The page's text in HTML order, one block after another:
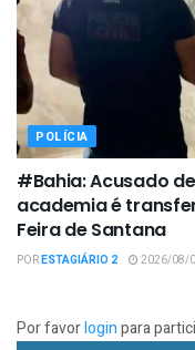
POLÍCIA
#Bahia: Acusado
academia é
Feira de Santana
PORESTAGIÁRIO 2 2026/08/
Por favorloginpara